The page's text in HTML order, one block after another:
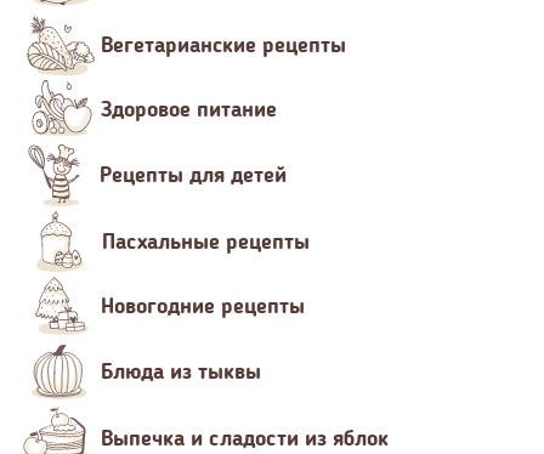
Вегетарианские рецепты
Здоровое питание
Рецепты для детей
Пасхальные рецепты
Новогодние рецепты
Блюда из тыквы
Выпечка и сладости из яблок